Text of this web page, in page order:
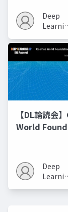
Recipes モデ
の進化的最適
Deep
【DL輪読会
World
Deep